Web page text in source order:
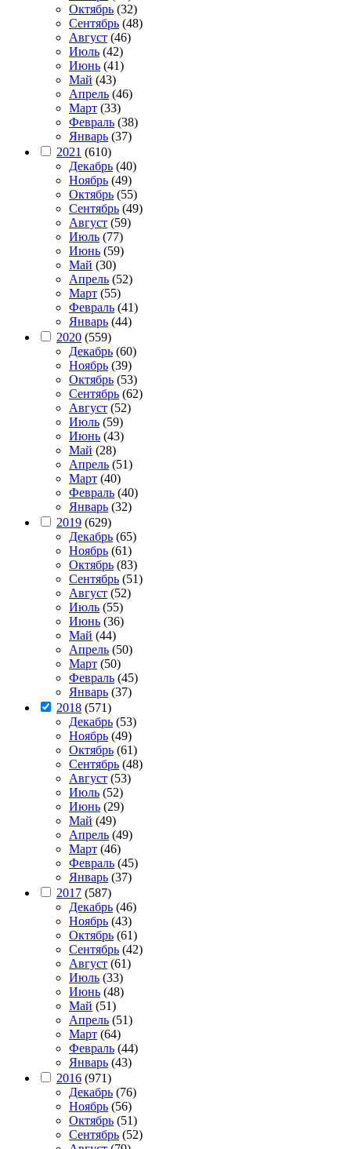
Октябрь (32)
Сентябрь (48)
Август (46)
Июль (42)
Июнь (41)
Май (43)
Апрель (46)
Март (33)
Февраль (38)
Январь (37)
2021 (610)
Декабрь (40)
Ноябрь (49)
Октябрь (55)
Сентябрь (49)
Август (59)
Июль (77)
Июнь (59)
Май (30)
Апрель (52)
Март (55)
Февраль (41)
Январь (44)
2020 (559)
Декабрь (60)
Ноябрь (39)
Октябрь (53)
Сентябрь (62)
Август (52)
Июль (59)
Июнь (43)
Май (28)
Апрель (51)
Март (40)
Февраль (40)
Январь (32)
2019 (629)
Декабрь (65)
Ноябрь (61)
Октябрь (83)
Сентябрь (51)
Август (52)
Июль (55)
Июнь (36)
Май (44)
Апрель (50)
Март (50)
Февраль (45)
Январь (37)
2018 (571)
Декабрь (53)
Ноябрь (49)
Октябрь (61)
Сентябрь (48)
Август (53)
Июль (52)
Июнь (29)
Май (49)
Апрель (49)
Март (46)
Февраль (45)
Январь (37)
2017 (587)
Декабрь (46)
Ноябрь (43)
Октябрь (61)
Сентябрь (42)
Август (61)
Июль (33)
Июнь (48)
Май (51)
Апрель (51)
Март (64)
Февраль (44)
Январь (43)
2016 (971)
Декабрь (76)
Ноябрь (56)
Октябрь (51)
Сентябрь (52)